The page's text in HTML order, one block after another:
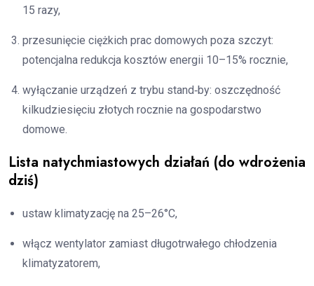
15 razy,
przesunięcie ciężkich prac domowych poza szczyt:
potencjalna redukcja kosztów energii 10–15% rocznie,
wyłączanie urządzeń z trybu stand‑by: oszczędność
kilkudziesięciu złotych rocznie na gospodarstwo
domowe.
Lista natychmiastowych działań (do wdrożenia
dziś)
ustaw klimatyzację na 25–26°C,
włącz wentylator zamiast długotrwałego chłodzenia
klimatyzatorem,